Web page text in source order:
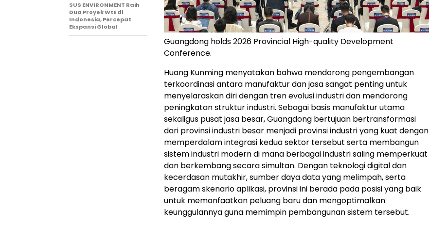
Guangdong holds 2026 Provincial High-quality Development
Conference.
Huang Kunming menyatakan bahwa mendorong pengembangan
terkoordinasi antara manufaktur dan jasa sangat penting untuk
menyelaraskan diri dengan tren evolusi industri dan mendorong
peningkatan struktur industri. Sebagai basis manufaktur utama
sekaligus pusat jasa besar, Guangdong bertujuan bertransformasi
dari provinsi industri besar menjadi provinsi industri yang kuat dengan
memperdalam integrasi kedua sektor tersebut serta membangun
sistem industri modern di mana berbagai industri saling memperkuat
dan berkembang secara simultan. Dengan teknologi digital dan
kecerdasan mutakhir, sumber daya data yang melimpah, serta
beragam skenario aplikasi, provinsi ini berada pada posisi yang baik
untuk memanfaatkan peluang baru dan mengoptimalkan
keunggulannya guna memimpin pembangunan sistem tersebut.
SUS ENVIRONMENT Raih
Dua Proyek WtE di
Indonesia, Percepat
Ekspansi Global